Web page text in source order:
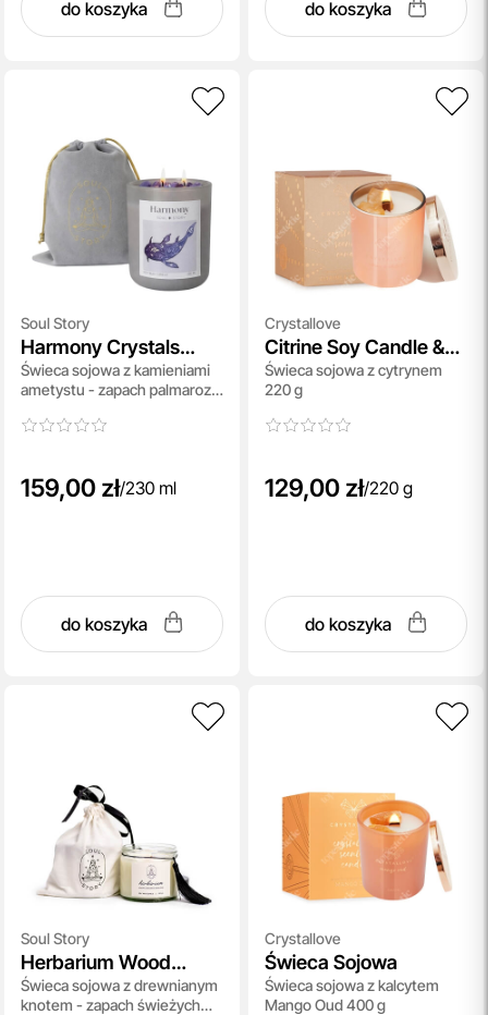
do koszyka do koszyka
Soul Story
Harmony Crystals
Candle
Świeca sojowa z kamieniami
ametystu - zapach palmarozy,
różanego 230 ml
159,00 zł/230 ml
do koszyka
Crystallove
Citrine Soy Candle &
White Tea
Świeca sojowa z cytrynem
220 g
129,00 zł/220 g
do koszyka
Soul Story
Herbarium Wood
Candle
Świeca sojowa z drewnianym
knotem - zapach świeżych
Crystallove
Świeca Sojowa
Świeca sojowa z kalcytem
Mango Oud 400 g